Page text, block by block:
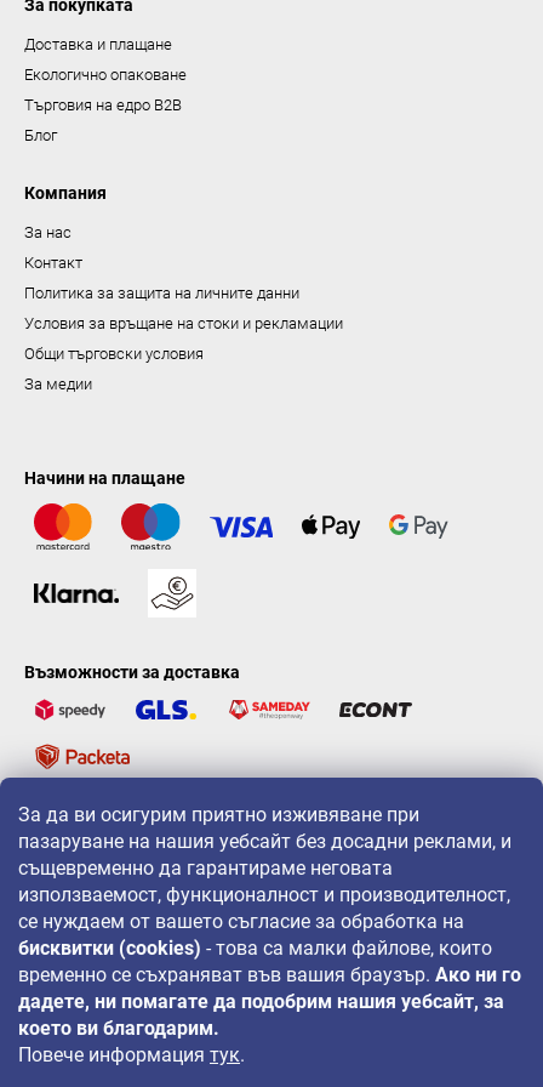
За да ви осигурим приятно изживяване при
пазаруване на нашия уебсайт без досадни реклами, и
същевременно да гарантираме неговата
използваемост, функционалност и производителност,
се нуждаем от вашето съгласие за обработка на
бисквитки (cookies) - това са малки файлове, които
временно се съхраняват във вашия браузър. Ако ни го
дадете, ни помагате да подобрим нашия уебсайт, за
което ви благодарим.
Повече информация тук.
За покупката
Доставка и плащане
Екологично опаковане
Търговия на едро B2B
Блог
Компания
За нас
Контакт
Политика за защита на личните данни
Условия за връщане на стоки и рекламации
Общи търговски условия
За медии
Начини на плащане
Възможности за доставка
LAVONIO по света
За промоции, игри и отстъпки ни следвайте на: